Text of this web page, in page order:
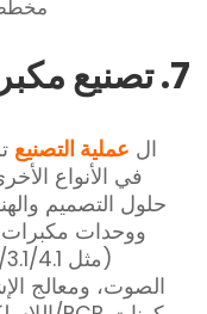
7. تصنيع مكبرات الصوت
ال عملية التصنيع
في الأنواع
حلول التصميم
ووحدات
الصوت، ومعالج